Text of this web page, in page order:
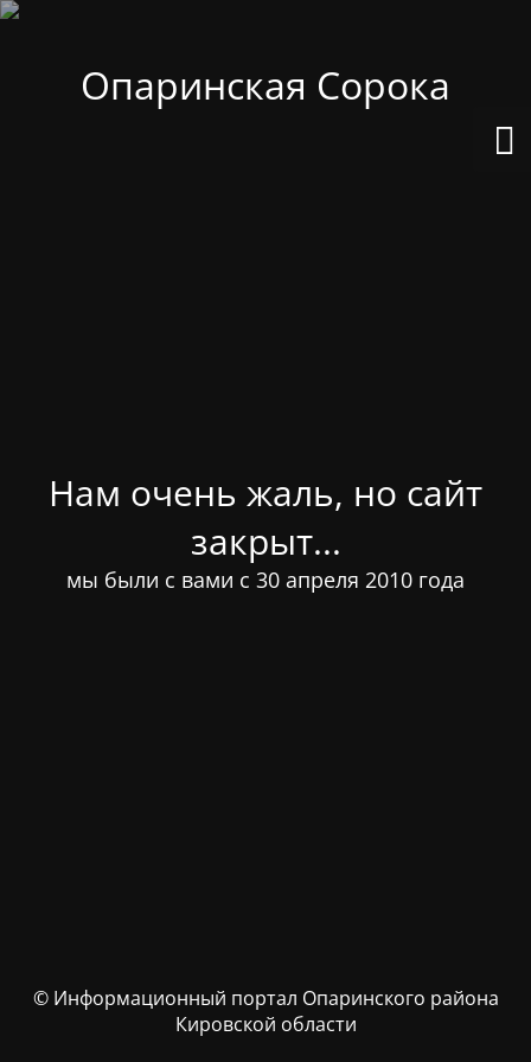
Опаринская Сорока
Нам очень жаль, но сайт
закрыт...
мы были с вами с 30 апреля 2010 года
© Информационный портал Опаринского района
Кировской области